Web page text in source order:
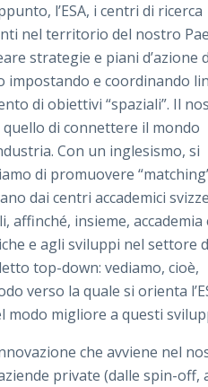
l’ESA, i centri di ricerca
nel territorio del nostro
strategie e piani d’azione
impostando e coordinando
di obiettivi “spaziali”. Il
quello di connettere il mondo
Con un inglesismo, si
di promuovere
dai centri accademici
insieme, accademia
e agli sviluppi nel settore
top-down: vediamo, cioè,
verso la quale si orienta
modo migliore a questi
che avviene nel
private (dalle spin-off,